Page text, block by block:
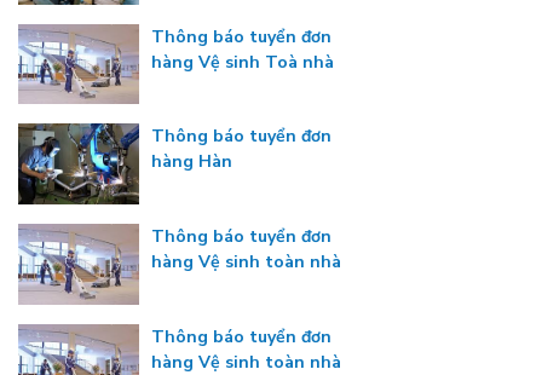
Thông báo tuyển đơn
hàng Vệ sinh Toà nhà
Thông báo tuyển đơn
hàng Hàn
Thông báo tuyển đơn
hàng Vệ sinh toàn nhà
Thông báo tuyển đơn
hàng Vệ sinh toàn nhà